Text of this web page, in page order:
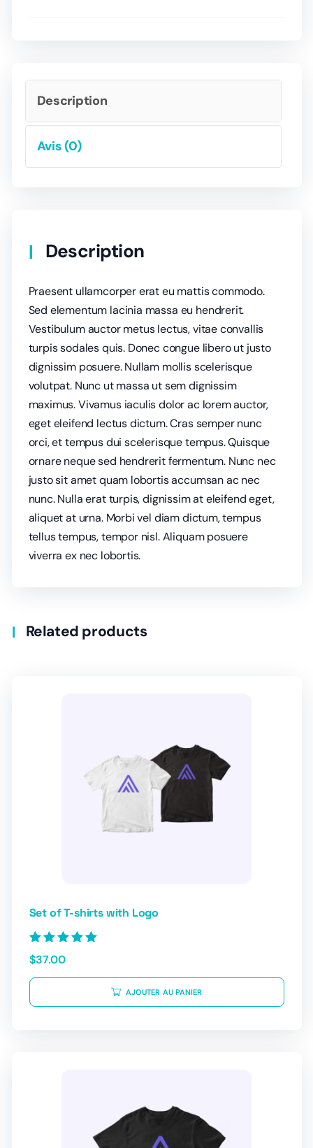
Description
Avis (0)
Description
Praesent ullamcorper erat eu mattis commodo.
Sed elementum lacinia massa eu hendrerit.
Vestibulum auctor metus lectus, vitae convallis
turpis sodales quis. Donec congue libero ut justo
dignissim posuere. Nullam mollis scelerisque
volutpat. Nunc ut massa ut sem dignissim
maximus. Vivamus iaculis dolor ac lorem auctor,
eget eleifend lectus dictum. Cras semper nunc
orci, et tempus dui scelerisque tempus. Quisque
ornare neque sed hendrerit fermentum. Nunc nec
justo sit amet quam lobortis accumsan ac nec
nunc. Nulla erat turpis, dignissim at eleifend eget,
aliquet at urna. Morbi vel diam dictum, tempus
tellus tempus, tempor nisl. Aliquam posuere
viverra ex nec lobortis.
Related products
Set of T-shirts with Logo
Note
5.00
sur 5
$37.00
AJOUTER AU PANIER